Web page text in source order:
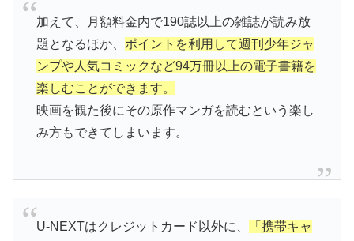
加えて、月額料金内で190誌以上の雑誌が読み放
題となるほか、 ポイントを利用して週刊少年ジャ
ンプや人気コミックなど94万冊以上の電子書籍を
楽しむことができます。
映画を観た後にその原作マンガを読むという楽し
み方もできてしまいます。
U-NEXTはクレジットカード以外に、
「携帯キャ